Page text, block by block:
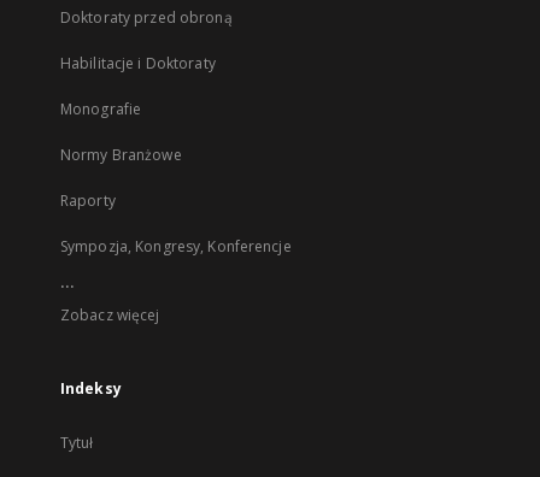
Doktoraty przed obroną
Habilitacje i Doktoraty
Monografie
Normy Branżowe
Raporty
Sympozja, Kongresy, Konferencje
...
Zobacz więcej
Indeksy
Tytuł